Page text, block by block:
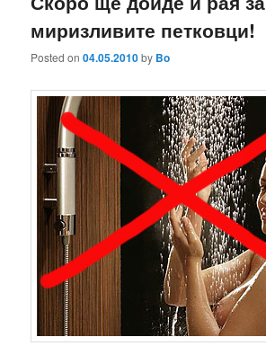
миризливите петковци!
Posted on04.05.2010by Bo